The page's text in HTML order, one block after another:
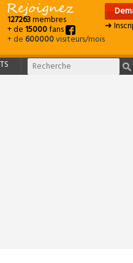
127263membres
+ de15000fans
+ de600000visiteurs/mois
➜